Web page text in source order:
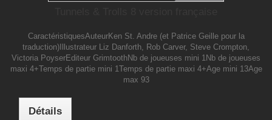
CaractéristiquesAuteurKen St. Andre (et Patrice Geille pour la
traduction)Illustrateur Liz Danforth, Rob Carver, Steve Crompton,
Victoria PoyserEditeur GrimtoothNb de joueuses mini 1Nb de joueuses
maxi 4+Temps de partie mini 1Temps de partie maxi 4+Age mini 13Age
max 93
Détails